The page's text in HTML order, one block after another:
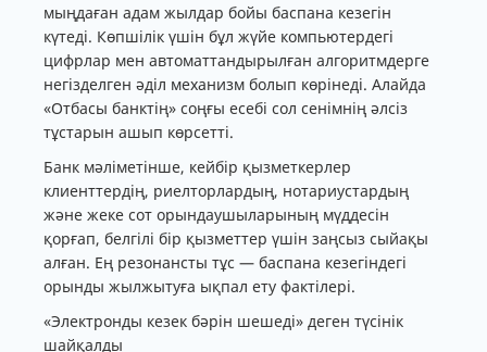
мыңдаған адам жылдар бойы баспана кезегін
күтеді. Көпшілік үшін бұл жүйе компьютердегі
цифрлар мен автоматтандырылған алгоритмдерге
негізделген әділ механизм болып көрінеді. Алайда
«Отбасы банктің» соңғы есебі сол сенімнің әлсіз
тұстарын ашып көрсетті.
Банк мәліметінше, кейбір қызметкерлер
клиенттердің, риелторлардың, нотариустардың
және жеке сот орындаушыларының мүддесін
қорғап, белгілі бір қызметтер үшін заңсыз сыйақы
алған. Ең резонансты тұс — баспана кезегіндегі
орынды жылжытуға ықпал ету фактілері.
«Электронды кезек бәрін шешеді» деген түсінік
шайқалды